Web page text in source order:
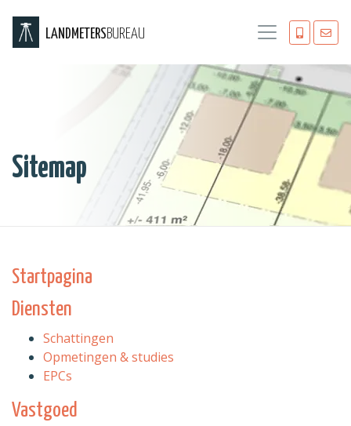
LANDMETERSBUREAU
Sitemap
Startpagina
Diensten
Schattingen
Opmetingen & studies
EPCs
Vastgoed